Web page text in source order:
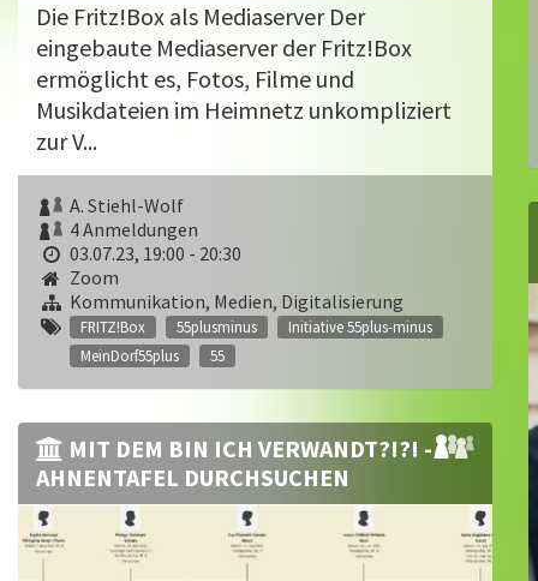
Die Fritz!Box als Mediaserver Der
eingebaute Mediaserver der Fritz!Box
ermöglicht es, Fotos, Filme und
Musikdateien im Heimnetz unkompliziert
zur V...
A. Stiehl-Wolf
4 Anmeldungen
03.07.23, 19:00 - 20:30
Zoom
Kommunikation, Medien, Digitalisierung
FRITZ!Box 55plusminus
Initiative 55plus-minus
MeinDorf55plus
55
MIT DEM BIN ICH VERWANDT?!?! -
AHNENTAFEL DURCHSUCHEN